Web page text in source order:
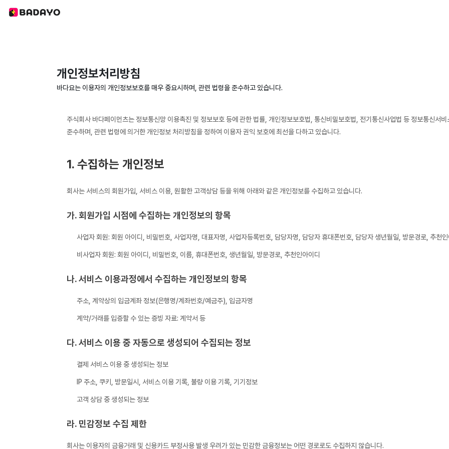
개인정보처리방침
바다요는 이용자의 개인정보보호를 매우 중요시하며, 관련 법령을 준수하고 있습니다.
주식회사 바다페이먼츠는 정보통신망 이용촉진 및 정보보호 등에 관한 법률, 개인정보보호법, 통신비밀보호법, 전기통신사업법 등 정보통신서
준수하며, 관련 법령에 의거한 개인정보 처리방침을 정하여 이용자 권익 보호에 최선을 다하고 있습니다.
1. 수집하는 개인정보
회사는 서비스의 회원가입, 서비스 이용, 원활한 고객상담 등을 위해 아래와 같은 개인정보를 수집하고 있습니다.
가. 회원가입 시점에 수집하는 개인정보의 항목
사업자 회원: 회원 아이디, 비밀번호, 사업자명, 대표자명, 사업자등록번호, 담당자명, 담당자 휴대폰번호, 담당자 생년월일, 방문경로, 추천
비사업자 회원: 회원 아이디, 비밀번호, 이름, 휴대폰번호, 생년월일, 방문경로, 추천인아이디
나. 서비스 이용과정에서 수집하는 개인정보의 항목
주소, 계약상의 입금계좌 정보(은행명/계좌번호/예금주), 입금자명
계약/거래를 입증할 수 있는 증빙 자료: 계약서 등
다. 서비스 이용 중 자동으로 생성되어 수집되는 정보
결제 서비스 이용 중 생성되는 정보
IP 주소, 쿠키, 방문일시, 서비스 이용 기록, 불량 이용 기록, 기기정보
고객 상담 중 생성되는 정보
라. 민감정보 수집 제한
회사는 이용자의 금융거래 및 신용카드 부정사용 발생 우려가 있는 민감한 금융정보는 어떤 경로로도 수집하지 않습니다.